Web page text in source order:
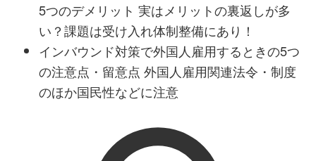
5つのデメリット 実はメリットの裏返しが多
い？課題は受け入れ体制整備にあり！
インバウンド対策で外国人雇用するときの5つ
の注意点・留意点 外国人雇用関連法令・制度
のほか国民性などに注意